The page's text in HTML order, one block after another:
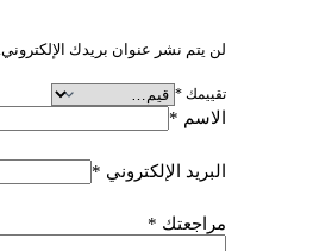
لن يتم نشر عنوان بريدك الإلكتروني.
تقييمك *
الاسم *
البريد الإلكتروني *
مراجعتك *